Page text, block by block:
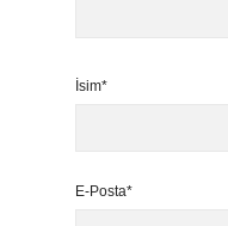
İsim*
E-Posta*